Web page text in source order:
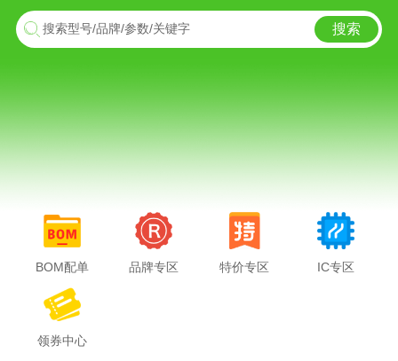
搜索型号/品牌/参数/关键字 搜索
BOM配单 品牌专区 特价专区 IC专区
领券中心